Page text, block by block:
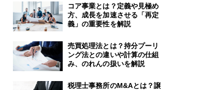
コア事業とは？定義や見極め
方、成長を加速させる「再定
義」の重要性を解説
売買処理法とは？持分プーリ
ング法との違いや計算の仕組
み、のれんの扱いを解説
税理士事務所のM&Aとは？譲